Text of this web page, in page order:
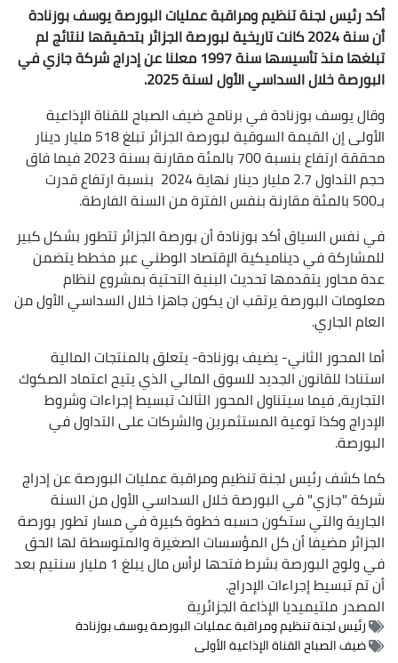
أكد رئيس لجنة تنظيم ومراقبة عمليات البورصة يوسف بوزنادة
أن سنة 2024 كانت تاريخية لبورصة الجزائر بتحقيقها لنتائج لم
تبلغها منذ تأسيسها سنة 1997 معلنا عن إدراج شركة جازي في
البورصة خلال السداسي الأول لسنة 2025.
وقال يوسف بوزنادة في برنامج ضيف الصباح للقناة الإذاعية
الأولى إن القيمة السوقية لبورصة الجزائر تبلغ 518 مليار دينار
محققة ارتفاع بنسبة 700 بالمئة مقارنة بسنة 2023 فيما فاق
حجم التداول 2.7 مليار دينار نهاية 2024 بنسبة ارتفاع قدرت
في نفس السياق أكد بوزنادة أن بورصة الجزائر تتطور بشكل كبير
للمشاركة في ديناميكية الإقتصاد الوطني عبر مخطط يتضمن
عدة محاور يتقدمها تحديث البنية التحتية بمشروع لنظام
معلومات البورصة يرتقب ان يكون جاهزا خلال السداسي الأول من
العام الجاري.
أما المحور الثاني- يضيف بوزنادة- يتعلق بالمنتجات المالية
استنادا للقانون الجديد للسوق المالي الذي يتيح اعتماد الصكوك
التجارية، فيما سيتناول المحور الثالث تبسيط إجراءات وشروط
الإدراج وكذا توعية المستثمرين والشركات على التداول في
البورصة.
كما كشف رئيس لجنة تنظيم ومراقبة عمليات البورصة عن إدراج
شركة "جازي" في البورصة خلال السداسي الأول من السنة
الجارية والتي ستكون حسبه خطوة كبيرة في مسار تطور بورصة
الجزائر مضيفا أن كل المؤسسات الصغيرة والمتوسطة لها الحق
في ولوج البورصة بشرط فتحها لرأس مال يبلغ 1 مليار سنتيم بعد
أن تم تبسيط إجراءات الإدراج.
المصدرملتيميديا الإذاعة الجزائرية
رئيس لجنة تنظيم ومراقبة عمليات البورصة يوسف بوزنادة
ضيف الصباح القناة الإذاعية الأولى